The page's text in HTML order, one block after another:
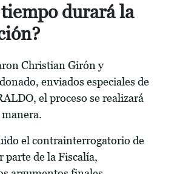
durará la
Christian Girón y
enviados especiales de
el proceso se realizará
el contrainterrogatorio de
parte de la Fiscalía,